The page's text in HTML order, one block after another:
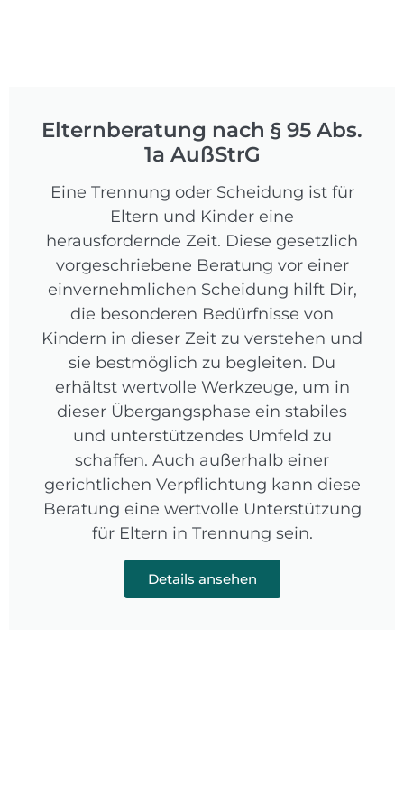
Elternberatung nach § 95 Abs.
1a AußStrG
Eine Trennung oder Scheidung ist für
Eltern und Kinder eine
herausfordernde Zeit. Diese gesetzlich
vorgeschriebene Beratung vor einer
einvernehmlichen Scheidung hilft Dir,
die besonderen Bedürfnisse von
Kindern in dieser Zeit zu verstehen und
sie bestmöglich zu begleiten. Du
erhältst wertvolle Werkzeuge, um in
dieser Übergangsphase ein stabiles
und unterstützendes Umfeld zu
schaffen. Auch außerhalb einer
gerichtlichen Verpflichtung kann diese
Beratung eine wertvolle Unterstützung
für Eltern in Trennung sein.
Details ansehen